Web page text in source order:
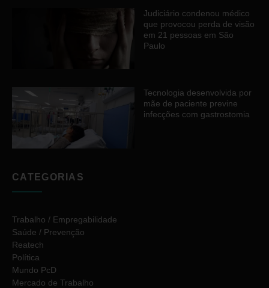
Judiciário condenou médico
que provocou perda de visão
em 21 pessoas em São
Paulo
Tecnologia desenvolvida por
mãe de paciente previne
infecções com gastrostomia
CATEGORIAS
Trabalho / Empregabilidade
Saúde / Prevenção
Reatech
Política
Mundo PcD
Mercado de Trabalho